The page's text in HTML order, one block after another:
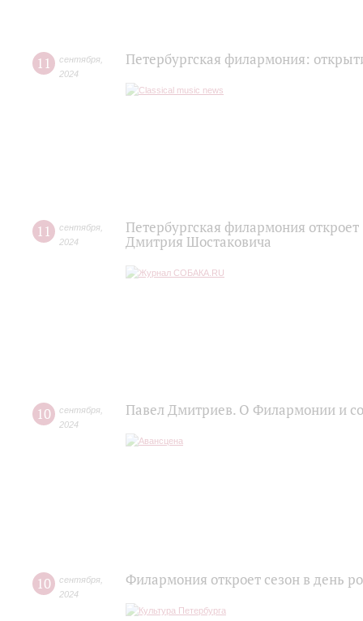
11 сентября
2024
Петербургская филармония:
11 сентября
2024
Петербургская филармония
Дмитрия Шостаковича
10 сентября
2024
Павел Дмитриев. О Филармонии и
10 сентября
2024
Филармония откроет сезон в день